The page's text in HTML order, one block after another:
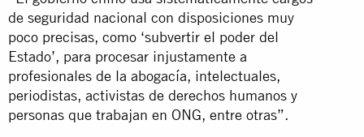
de seguridad nacional con disposiciones muy
poco precisas, como ‘subvertir el poder del
Estado’, para procesar injustamente a
profesionales de la abogacía, intelectuales,
periodistas, activistas de derechos humanos y
personas que trabajan en ONG, entre otras”.